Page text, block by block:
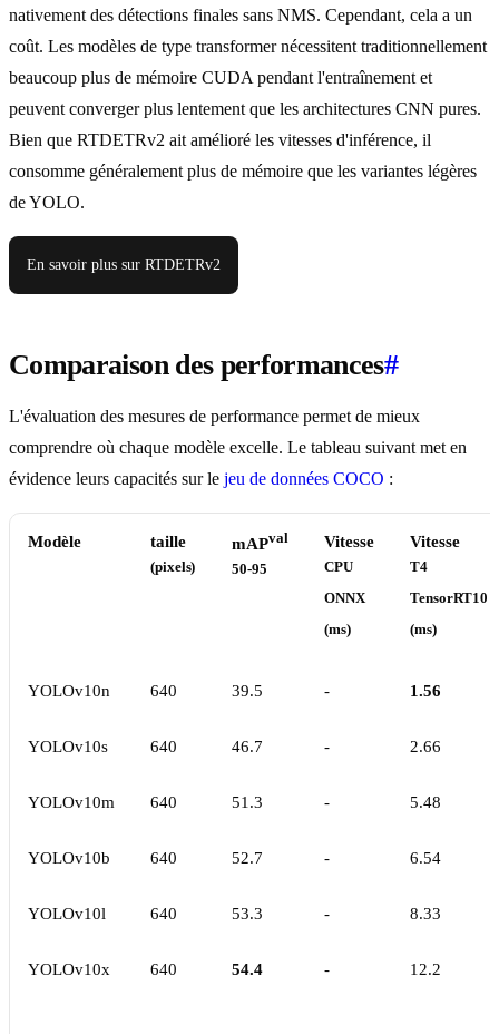
nativement des détections finales sans NMS. Cependant, cela a un
coût. Les modèles de type transformer nécessitent traditionnellement
beaucoup plus de mémoire CUDA pendant l'entraînement et
peuvent converger plus lentement que les architectures CNN pures.
Bien que RTDETRv2 ait amélioré les vitesses d'inférence, il
consomme généralement plus de mémoire que les variantes légères
de YOLO.
En savoir plus sur RTDETRv2
Comparaison des performances#
L'évaluation des mesures de performance permet de mieux
comprendre où chaque modèle excelle. Le tableau suivant met en
évidence leurs capacités sur le jeu de données COCO :
Modèle taille
(pixels)
mAPval
50-95
Vitesse
CPU
ONNX
(ms)
Vitesse
T4
TensorRT10
(ms)
YOLOv10n 640 39.5 - 1.56
YOLOv10s 640 46.7 - 2.66
YOLOv10m 640 51.3 - 5.48
YOLOv10b 640 52.7 - 6.54
YOLOv10l 640 53.3 - 8.33
YOLOv10x 640 54.4 - 12.2